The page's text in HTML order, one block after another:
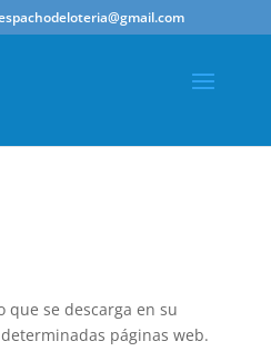
que se descarga en su
páginas web.